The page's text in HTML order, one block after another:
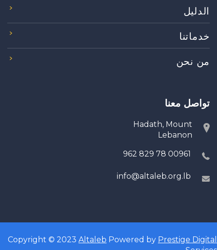
الدليل
خدماتنا
من نحن
تواصل معنا
Hadath, Mount
Lebanon
00961 78 829 962
info@altaleb.org.lb
Copyright © 2023 Altaleb Powered by Prestige Digital